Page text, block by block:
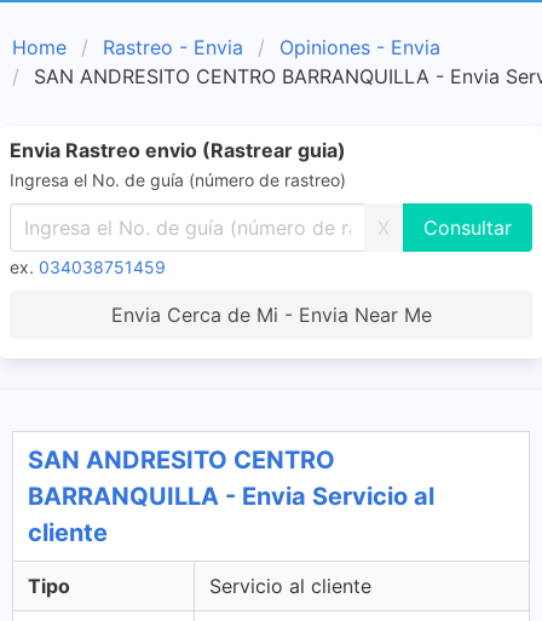
Home Rastreo - Envia
Opiniones - Envia
SAN ANDRESITO CENTRO BARRANQUILLA - Envia
Envia Rastreo envio (Rastrear guia)
Ingresa el No. de guía (número de rastreo)
X
ex. 034038751459
Envia Cerca de Mi - Envia Near Me
SAN ANDRESITO CENTRO
BARRANQUILLA - Envia Servicio al
cliente
Tipo Servicio al cliente